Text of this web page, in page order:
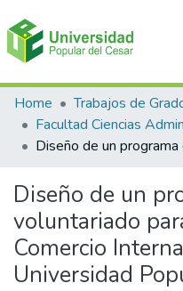
Communities & Collections
All of DSpace
Home
Diseño de un
voluntariado
Comercio
Universidad